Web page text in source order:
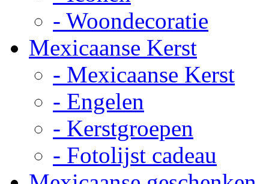
- Woondecoratie
Mexicaanse Kerst
- Mexicaanse Kerst
- Engelen
- Kerstgroepen
- Fotolijst cadeau